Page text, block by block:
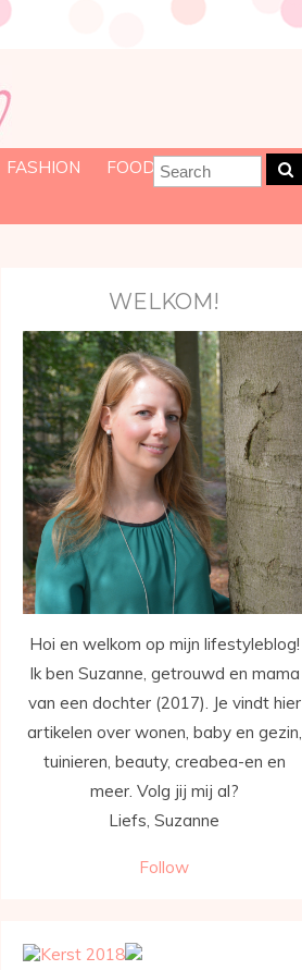
FASHION
FOOD
WELKOM!
Hoi en welkom op mijn lifestyleblog!
Ik ben Suzanne, getrouwd en mama
van een dochter (2017). Je vindt hier
artikelen over wonen, baby en gezin,
tuinieren, beauty, creabea-en en
meer. Volg jij mij al?
Liefs, Suzanne
Follow